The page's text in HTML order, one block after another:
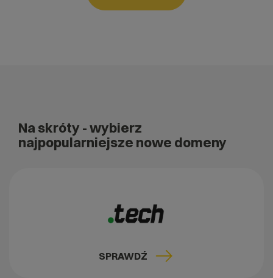
Na skróty - wybierz
najpopularniejsze nowe domeny
SPRAWDŹ